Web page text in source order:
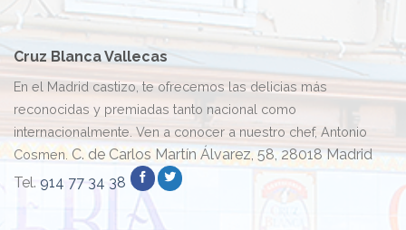
Cruz Blanca Vallecas
En el Madrid castizo, te ofrecemos las delicias más
reconocidas y premiadas tanto nacional como
internacionalmente. Ven a conocer a nuestro chef, Antonio
Cosmen. C. de Carlos Martín Álvarez, 58, 28018 Madrid
Tel. 914 77 34 38